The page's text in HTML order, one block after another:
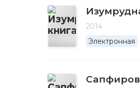
2014
Электронная